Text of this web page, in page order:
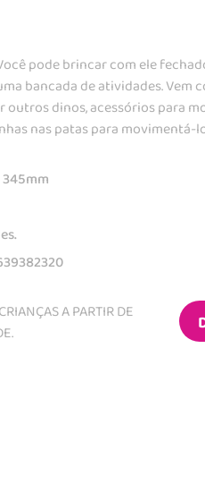
pode brincar com ele
bancada de atividades. Vem
outros dinos, acessórios para
nas patas para movimentá-
345mm
A PARTIR DE